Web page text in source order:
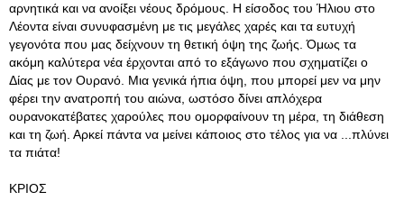
αρνητικά και να ανοίξει νέους δρόμους. Η είσοδος του Ήλιου στο
Λέοντα είναι συνυφασμένη με τις μεγάλες χαρές και τα ευτυχή
γεγονότα που μας δείχνουν τη θετική όψη της ζωής. Όμως τα
ακόμη καλύτερα νέα έρχονται από το εξάγωνο που σχηματίζει ο
Δίας με τον Ουρανό. Μια γενικά ήπια όψη, που μπορεί μεν να μην
φέρει την ανατροπή του αιώνα, ωστόσο δίνει απλόχερα
ουρανοκατέβατες χαρούλες που ομορφαίνουν τη μέρα, τη διάθεση
και τη ζωή. Αρκεί πάντα να μείνει κάποιος στο τέλος για να ...πλύνει
τα πιάτα!
ΚΡΙΟΣ